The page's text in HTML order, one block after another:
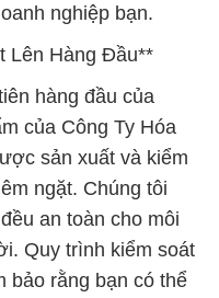
nghiệp bạn.
Lên Hàng Đầu**
hàng đầu của
của Công Ty Hóa
sản xuất và kiểm
ngặt. Chúng tôi
an toàn cho môi
Quy trình kiểm soát
bảo rằng bạn có thể